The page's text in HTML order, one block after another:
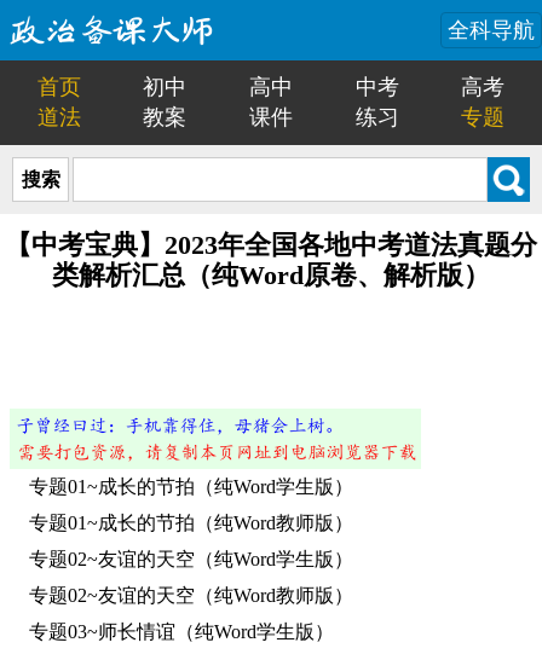
全科导航
首页 初中 高中 中考
高考
道法
教案 课件 练习 专题
搜索
【中考宝典】2023年全国各地中考道法真题分
类解析汇总（纯Word原卷、解析版）
专题01~成长的节拍（纯Word学生版）
专题01~成长的节拍（纯Word教师版）
专题02~友谊的天空（纯Word学生版）
专题02~友谊的天空（纯Word教师版）
专题03~师长情谊（纯Word学生版）